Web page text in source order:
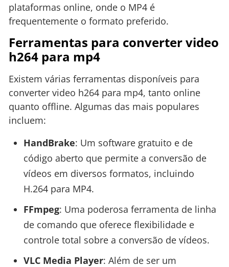
plataformas online, onde o MP4 é
frequentemente o formato preferido.
Ferramentas para converter video
h264 para mp4
Existem várias ferramentas disponíveis para
converter video h264 para mp4, tanto online
quanto offline. Algumas das mais populares
incluem:
HandBrake: Um software gratuito e de
código aberto que permite a conversão de
vídeos em diversos formatos, incluindo
H.264 para MP4.
FFmpeg: Uma poderosa ferramenta de linha
de comando que oferece flexibilidade e
controle total sobre a conversão de vídeos.
VLC Media Player: Além de ser um